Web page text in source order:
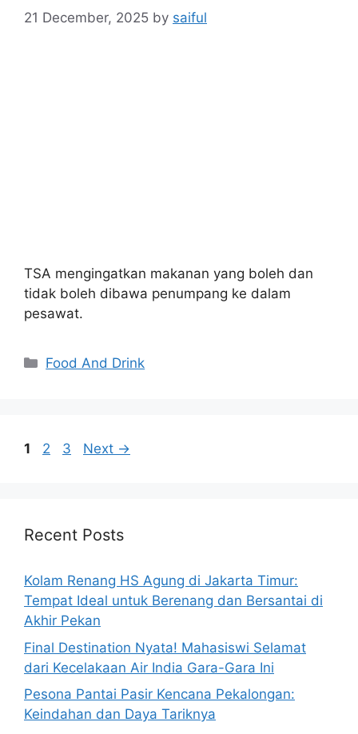
21 December, 2025 by saiful
TSA mengingatkan makanan yang boleh dan
tidak boleh dibawa penumpang ke dalam
pesawat.
Categories
Food And Drink
Page
1 Page
2 Page
3 Next →
Recent Posts
Kolam Renang HS Agung di Jakarta Timur:
Tempat Ideal untuk Berenang dan Bersantai di
Akhir Pekan
Final Destination Nyata! Mahasiswi Selamat
dari Kecelakaan Air India Gara-Gara Ini
Pesona Pantai Pasir Kencana Pekalongan:
Keindahan dan Daya Tariknya